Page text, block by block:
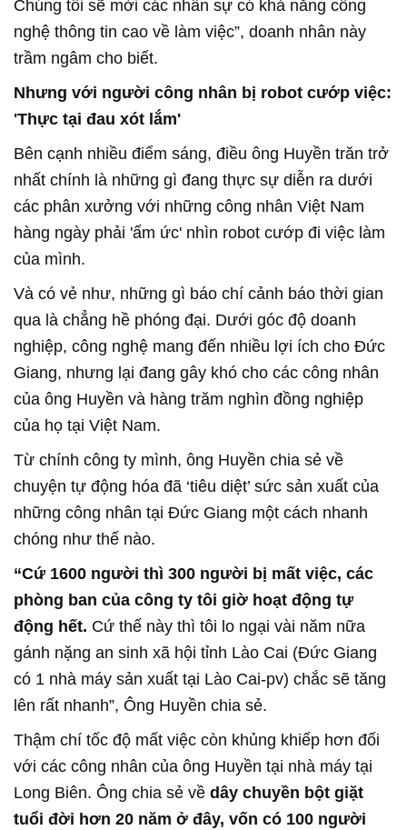
Chúng tôi sẽ mời các nhân sự có khả năng công
nghệ thông tin cao về làm việc”, doanh nhân này
trầm ngâm cho biết.
Nhưng với người công nhân bị robot cướp việc:
'Thực tại đau xót lắm'
Bên cạnh nhiều điểm sáng, điều ông Huyền trăn trở
nhất chính là những gì đang thực sự diễn ra dưới
các phân xưởng với những công nhân Việt Nam
hàng ngày phải 'ấm ức' nhìn robot cướp đi việc làm
của mình.
Và có vẻ như, những gì báo chí cảnh báo thời gian
qua là chẳng hề phóng đại. Dưới góc độ doanh
nghiệp, công nghệ mang đến nhiều lợi ích cho Đức
Giang, nhưng lại đang gây khó cho các công nhân
của ông Huyền và hàng trăm nghìn đồng nghiệp
của họ tại Việt Nam.
Từ chính công ty mình, ông Huyền chia sẻ về
chuyện tự động hóa đã ‘tiêu diệt’ sức sản xuất của
những công nhân tại Đức Giang một cách nhanh
chóng như thế nào.
“Cứ 1600 người thì 300 người bị mất việc, các
phòng ban của công ty tôi giờ hoạt động tự
động hết. Cứ thế này thì tôi lo ngại vài năm nữa
gánh nặng an sinh xã hội tỉnh Lào Cai (Đức Giang
có 1 nhà máy sản xuất tại Lào Cai-pv) chắc sẽ tăng
lên rất nhanh”, Ông Huyền chia sẻ.
Thậm chí tốc độ mất việc còn khủng khiếp hơn đối
với các công nhân của ông Huyền tại nhà máy tại
Long Biên. Ông chia sẻ về dây chuyền bột giặt
tuổi đời hơn 20 năm ở đây, vốn có 100 người